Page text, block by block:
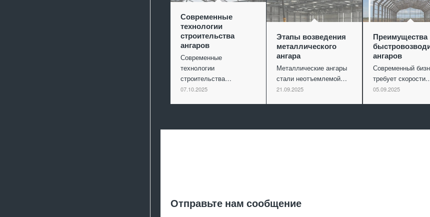
Современные
технологии
строительства
ангаров
Современные
технологии
строительства…
07.10.2025
Этапы возведения
металлического
ангара
Металлические ангары
стали неотъемлемой…
21.09.2025
Преимущества
ангаров
Современный
требует
05.09.2025
Отправьте нам сообщение